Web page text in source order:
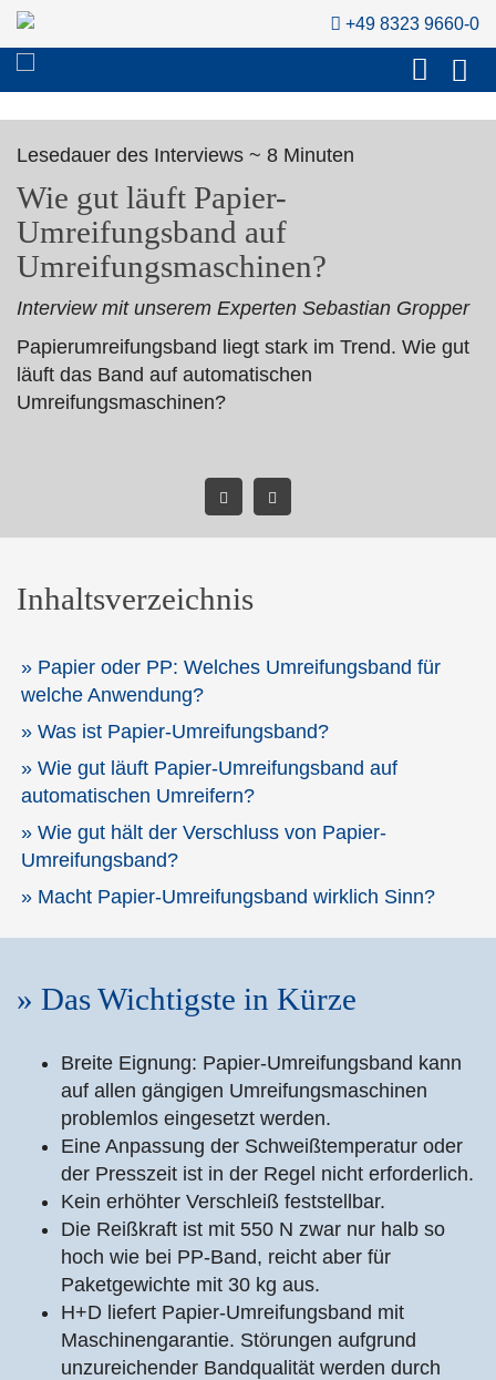
+49 8323 9660-0
Lesedauer des Interviews ~ 8 Minuten
Wie gut läuft Papier-
Umreifungsband auf
Umreifungsmaschinen?
Interview mit unserem Experten Sebastian Gropper
Papierumreifungsband liegt stark im Trend. Wie gut
läuft das Band auf automatischen
Umreifungsmaschinen?
Inhaltsverzeichnis
Papier oder PP: Welches Umreifungsband für
welche Anwendung?
Was ist Papier-Umreifungsband?
Wie gut läuft Papier-Umreifungsband auf
automatischen Umreifern?
Wie gut hält der Verschluss von Papier-
Umreifungsband?
Macht Papier-Umreifungsband wirklich Sinn?
» Das Wichtigste in Kürze
Breite Eignung: Papier-Umreifungsband kann
auf allen gängigen Umreifungsmaschinen
problemlos eingesetzt werden.
Eine Anpassung der Schweißtemperatur oder
der Presszeit ist in der Regel nicht erforderlich.
Kein erhöhter Verschleiß feststellbar.
Die Reißkraft ist mit 550 N zwar nur halb so
hoch wie bei PP-Band, reicht aber für
Paketgewichte mit 30 kg aus.
H+D liefert Papier-Umreifungsband mit
Maschinengarantie. Störungen aufgrund
unzureichender Bandqualität werden durch